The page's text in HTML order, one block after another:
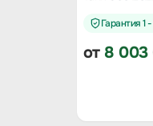
Гарантия 1
от 8 003